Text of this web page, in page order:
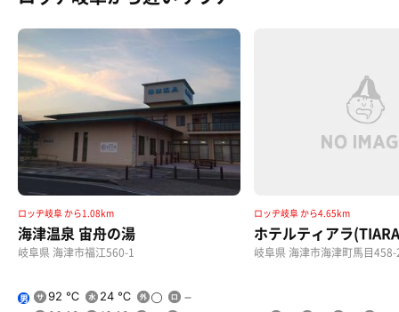
ロッヂ岐阜 から1.08km
海津温泉 宙舟の湯
岐阜県 海津市福江560-1
男 92 ℃ 24 ℃
ロッヂ岐阜 から4.65km
ホテルティアラ
岐阜県 海津市海津町馬目